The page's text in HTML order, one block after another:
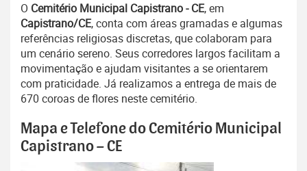
O Cemitério Municipal Capistrano - CE, em
Capistrano/CE, conta com áreas gramadas e algumas
referências religiosas discretas, que colaboram para
um cenário sereno. Seus corredores largos facilitam a
movimentação e ajudam visitantes a se orientarem
com praticidade. Já realizamos a entrega de mais de
670 coroas de flores neste cemitério.
Mapa e Telefone do Cemitério Municipal
Capistrano – CE